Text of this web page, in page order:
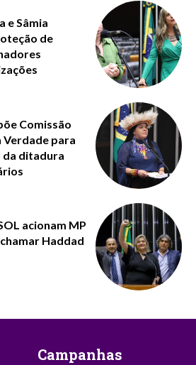
e Sâmia
de
Comissão
Verdade para
da ditadura
acionam MP
Haddad
Campanhas